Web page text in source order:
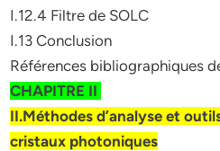
I.12.4 Filtre de SOLC
I.13 Conclusion
Références bibliographiques
CHAPITRE II
II.Méthodes d’analyse et
cristaux photoniques